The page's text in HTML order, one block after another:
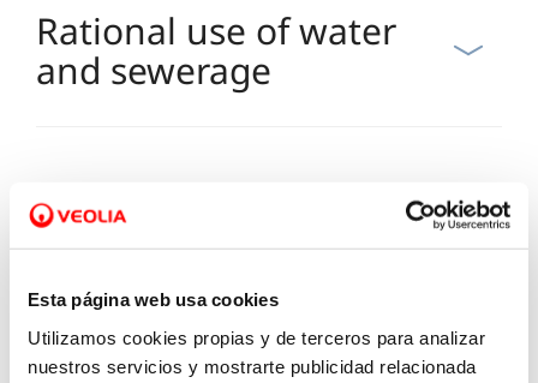
Esta página web usa cookies
Utilizamos cookies propias y de terceros para analizar
nuestros servicios y mostrarte publicidad relacionada
Rational use of water
and sewerage
Consumption and
billing